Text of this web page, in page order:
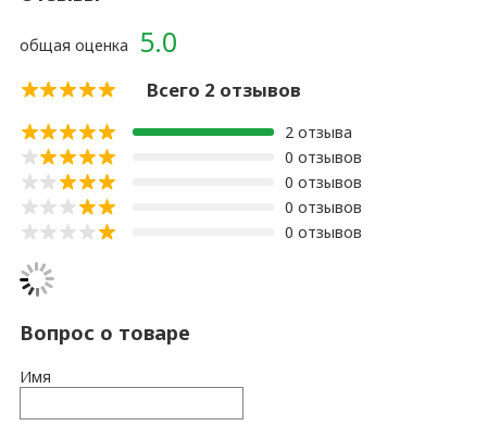
5.0
общая оценка
Всего 2 отзывов
2 отзыва
0 отзывов
0 отзывов
0 отзывов
0 отзывов
Вопрос о товаре
Имя